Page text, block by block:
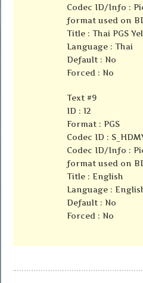
Codec ID/Info :
format used on
Title : Thai PGS
Language : Thai
Default : No
Forced : No
Text #9
ID : 12
Format : PGS
Codec ID :
Codec ID/Info :
format used on
Title : English
Language :
Default : No
Forced : No